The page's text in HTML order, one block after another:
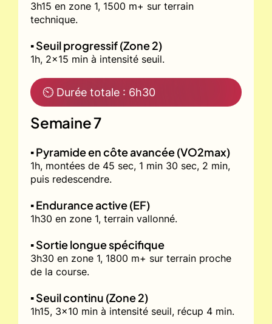
3h15 en zone 1, 1500 m+ sur terrain
technique.
▪️ Seuil progressif (Zone 2)
1h, 2x15 min à intensité seuil.
⏲ Durée totale : 6h30
Semaine 7
▪️ Pyramide en côte avancée (VO2max)
1h, montées de 45 sec, 1 min 30 sec, 2 min,
puis redescendre.
▪️ Endurance active (EF)
1h30 en zone 1, terrain vallonné.
▪️ Sortie longue spécifique
3h30 en zone 1, 1800 m+ sur terrain proche
de la course.
▪️ Seuil continu (Zone 2)
1h15, 3x10 min à intensité seuil, récup 4 min.